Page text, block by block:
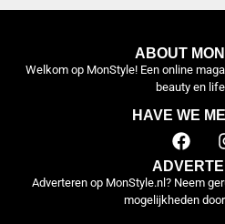
ABOUT
Welkom op MonStyle! Een online
beauty en
HAVE WE
Adverteren op MonStyle.nl? Neem
mogelijkheden